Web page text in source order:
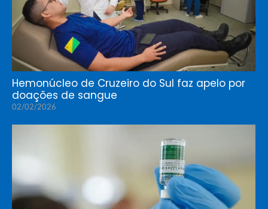
Hemonúcleo de Cruzeiro do Sul faz apelo por
doações de sangue
02/02/2026